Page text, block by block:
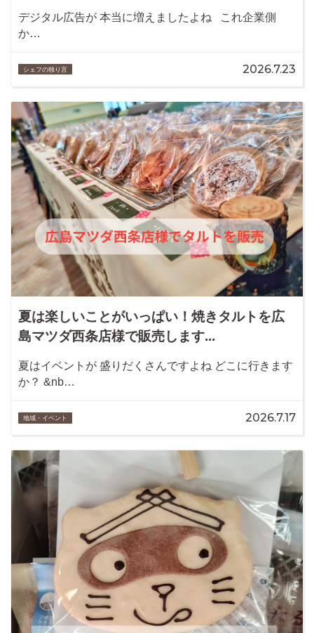
デジタル広告が 本当に増えましたよね これ企業側
か…
シェフの独り言 2026.7.23
夏は楽しいことがいっぱい！焼きタルトを広
島マツダ西条店様で販売します...
夏はイベントが 盛りだくさんですよね どこに行きます
か？ &nb…
地域・イベント 2026.7.17